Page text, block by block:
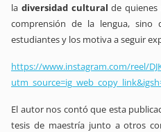
la diversidad culturalde
comprensión de la lengua,
estudiantes y los motiva a seguir
https://www.instagram.com/reel/
El autor nos contó que esta
tesis de maestría junto a otros